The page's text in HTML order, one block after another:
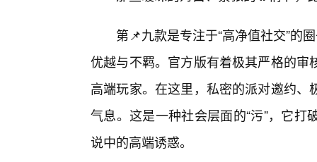
第📌九款是专注于“高净值社交”的
优越与不羁。官方版有着极其严格的
高端玩家。在这里，私密的派对邀约
气息。这是一种社会层面的“污”，它
说中的高端诱惑。